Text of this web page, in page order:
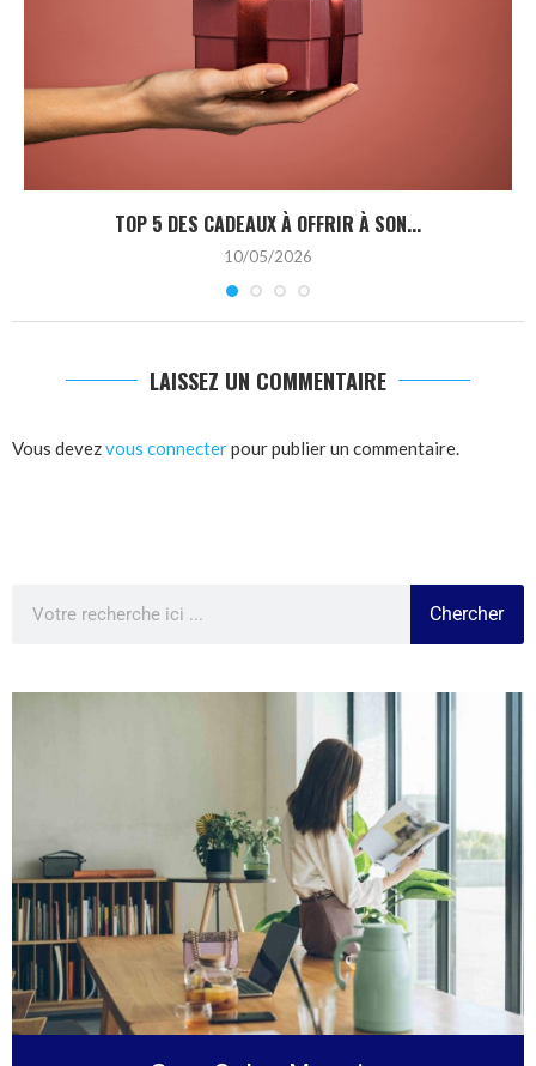
TOP 5 DES CADEAUX À OFFRIR À SON...
10/05/2026
LAISSEZ UN COMMENTAIRE
Vous devezvous connecterpour publier un commentaire.
Chercher